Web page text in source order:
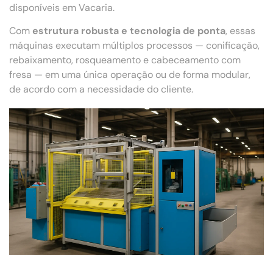
disponíveis em Vacaria.
Com estrutura robusta e tecnologia de ponta, essas
máquinas executam múltiplos processos — conificação,
rebaixamento, rosqueamento e cabeceamento com
fresa — em uma única operação ou de forma modular,
de acordo com a necessidade do cliente.